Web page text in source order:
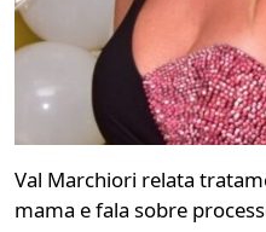
Val Marchiori relata
mama e fala sobre